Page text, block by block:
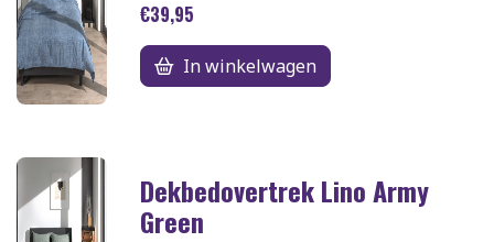
€39,95
In winkelwagen
Dekbedovertrek Lino Army
Green